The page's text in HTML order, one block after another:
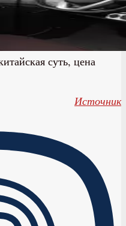
суть, цена
Источник